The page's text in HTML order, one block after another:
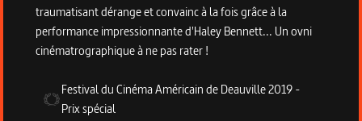
traumatisant dérange et convainc à la fois grâce à la
performance impressionnante d'Haley Bennett... Un ovni
cinématrographique à ne pas rater !
Festival du Cinéma Américain de Deauville2019-
Prix spécial